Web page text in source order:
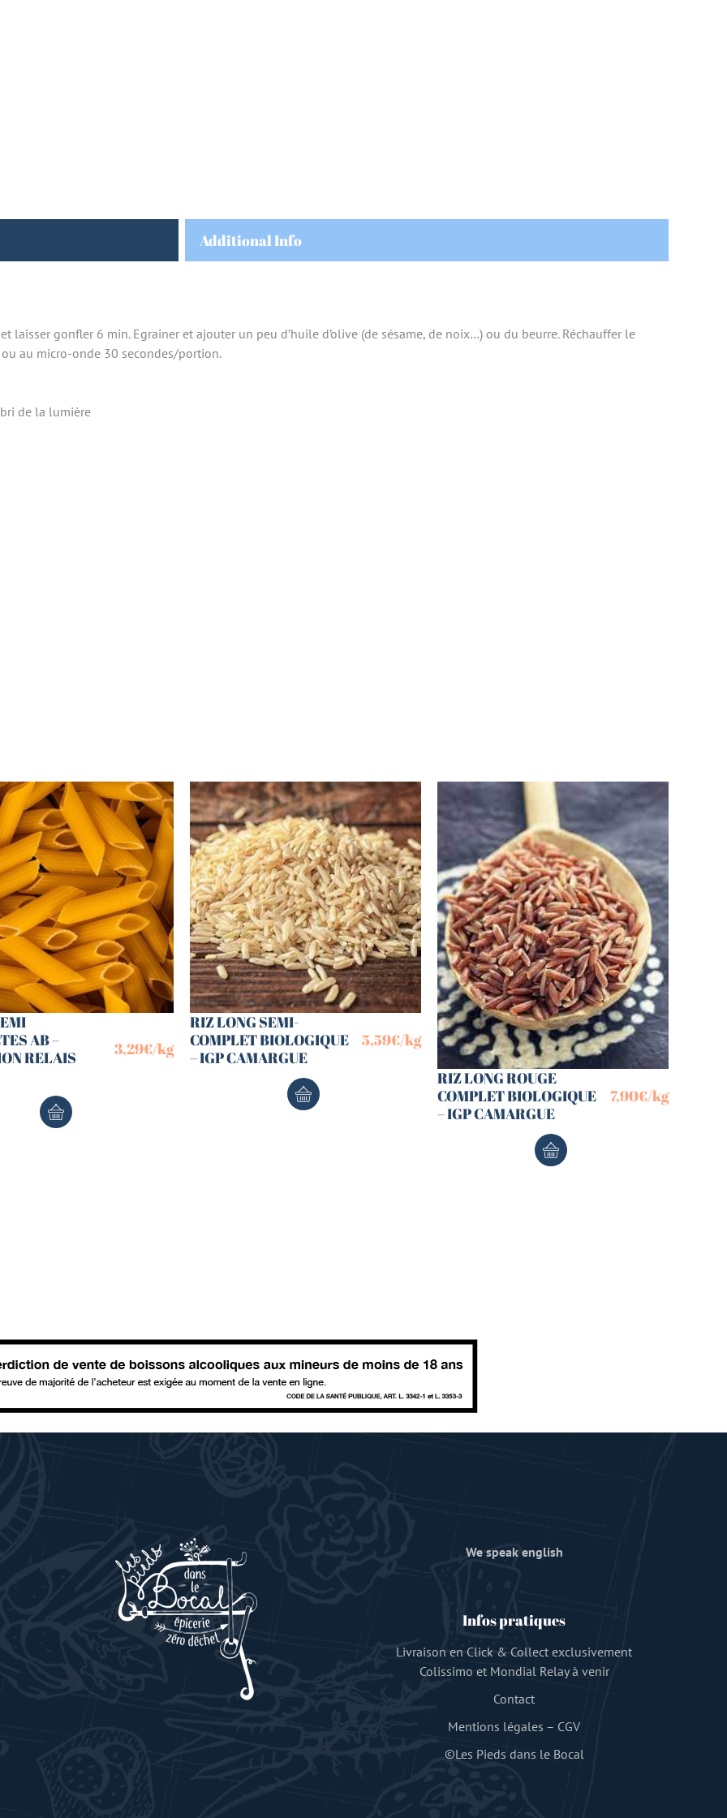
Additional Info
laisser gonfler 6 min. Egrainer et ajouter un peu d’huile d’olive (de sésame, de noix…) ou du beurre. Réchauffer le
au micro-onde 30 secondes/portion.
de la lumière
AB –
RELAIS
3,29€/kg
RIZ LONG SEMI-
COMPLET BIOLOGIQUE
– IGP CAMARGUE
5,59€/kg
RIZ LONG ROUGE
COMPLET BIOLOGIQUE
– IGP CAMARGUE
7,90€/kg
We speak english
Infos pratiques
Livraison en Click & Collect exclusivement
Colissimo et Mondial Relay à venir
Contact
Mentions légales – CGV
©Les Pieds dans le Bocal